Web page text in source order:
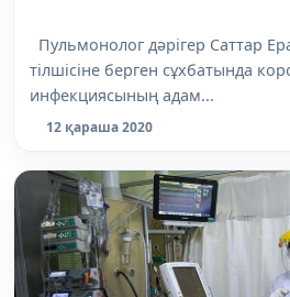
тілшісіне берген сұхбатында
инфекциясының адам...
12 қараша 2020